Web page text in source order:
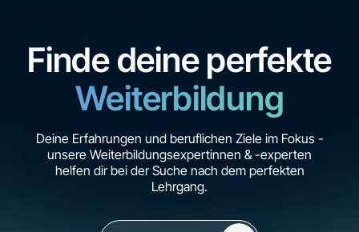
Finde deine perfekte
Weiterbildung
Deine Erfahrungen und beruflichen Ziele im Fokus -
unsere Weiterbildungsexpertinnen & -experten
helfen dir bei der Suche nach dem perfekten
Lehrgang.